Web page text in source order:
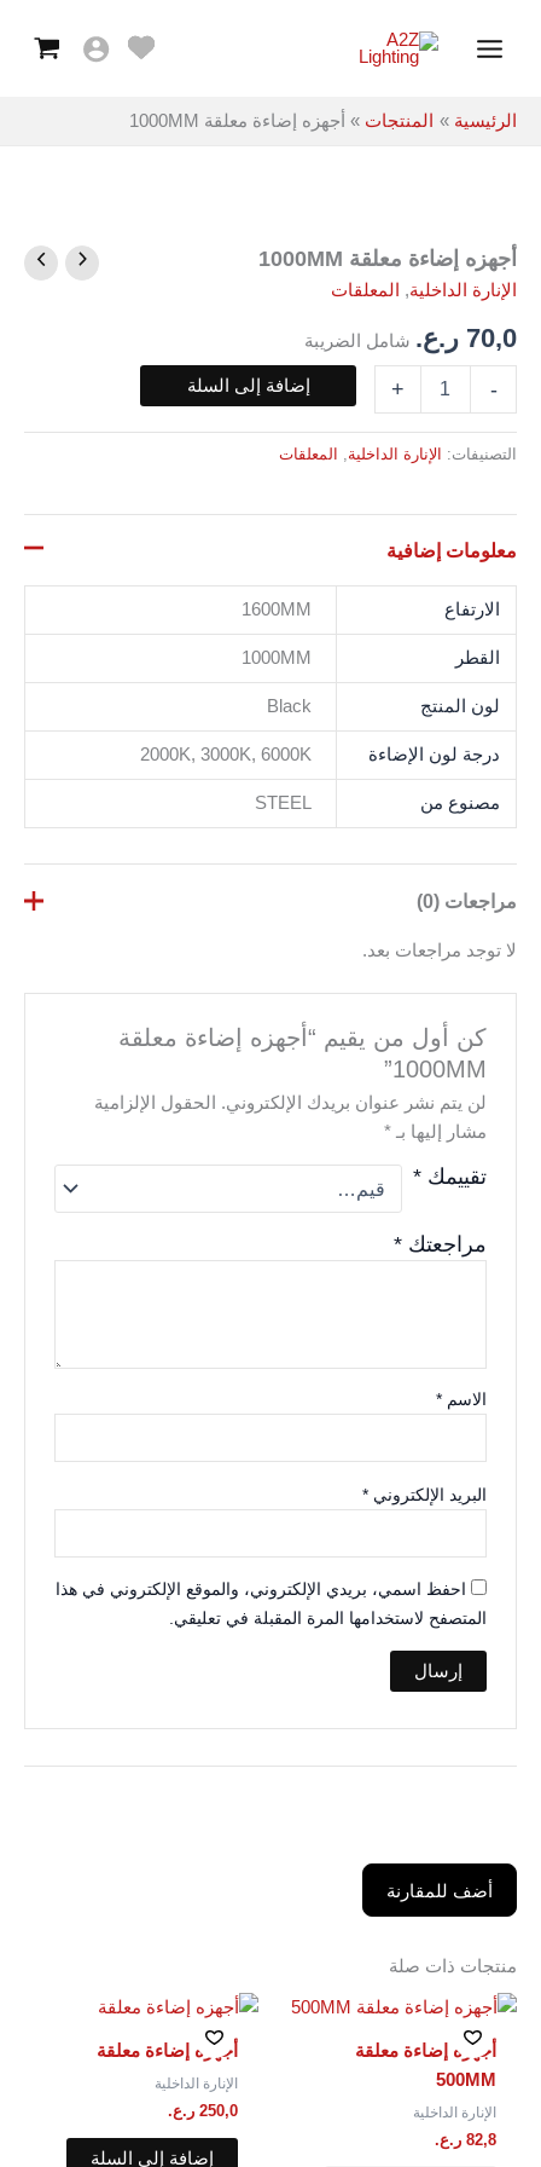
Menu
الرئيسية المنتجات أجهزه إضاءة معلقة 1000MM
أجهزه إضاءة معلقة 1000MM
الإنارة الداخلية, المعلقات
70,0 ر.ع. شامل الضريبة
-
كمية
أجهزه
إضاءة
معلقة
1000MM
+ إضافة إلى السلة
التصنيفات: الإنارة الداخلية المعلقات
معلومات إضافية
الارتفاع 1600MM
القطر 1000MM
لون المنتج Black
درجة لون الإضاءة 2000K, 3000K, 6000K
مصنوع من STEEL
مراجعات (0)
لا توجد مراجعات بعد.
كن أول من يقيم “أجهزه إضاءة معلقة
1000MM”
لن يتم نشر عنوان بريدك الإلكتروني.
الحقول الإلزامية
مشار إليها بـ*
تقييمك*
مراجعتك*
الاسم*
البريد الإلكتروني*
احفظ اسمي، بريدي الإلكتروني، والموقع الإلكتروني في هذا
المتصفح لاستخدامها المرة المقبلة في تعليقي.
أضف للمقارنة
منتجات ذات صلة
أجهزه إضاءة معلقة
500MM
الإنارة الداخلية
82,8 ر.ع.
أجهزه إضاءة معلقة
الإنارة الداخلية
250,0 ر.ع.
إضافة إلى السلة